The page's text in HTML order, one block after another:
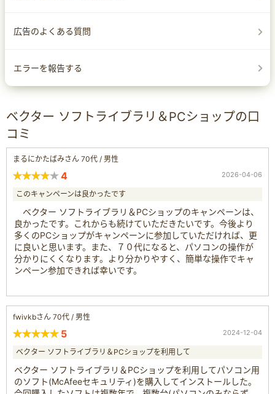
広告のよくある質問
エラーを報告する
ベクター ソフトライブラリ＆PCショップの口
コミ
まるにかたばみさん 70代 / 男性
4 2026-04-06
このキャンペーンは良かったです
ベクター ソフトライブラリ＆PCショップのキャンペーンは、
良かったです。これからも続けていただきたいです。今後より
多くのPCショップがキャンペーンに参加していただければ、更
に良いと思います。また、７０代になると、パソコンの操作が
分かりにくくなります。より分かりやすく、簡単な操作でキャ
ンペーン参加できれば幸いです。
fwivkbさん 70代 / 男性
5 2024-12-04
ベクター ソフトライブラリ＆PCショップを利用して
ベクター ソフトライブラリ＆PCショップを利用してパソコン用
のソフト(McAfeeセキュリティ)を購入してインストールした。